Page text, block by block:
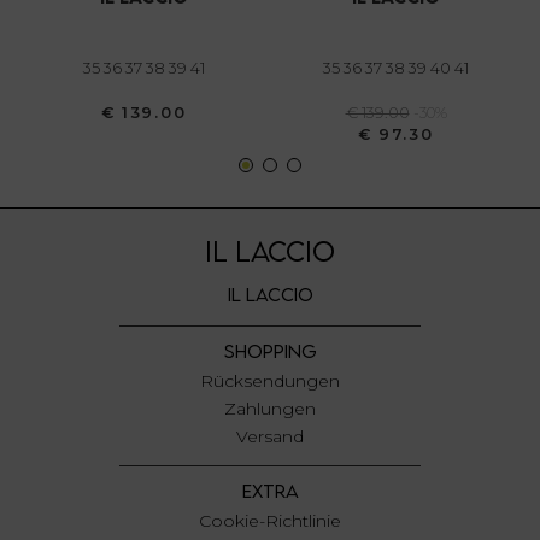
annunci, per fornire funzionalità dei social media e per
informazioni sul modo in cui utilizza il nostro sito con i
pubblicità e social media, i quali potrebbero combinarle
con altre informazioni che ha fornito loro o che hanno
35 36 37 38 39 41
€ 139.00
35 36 37 38 39 40 41
€ 139.00
-30%
€ 97.30
IL LACCIO
IL LACCIO
SHOPPING
Rücksendungen
Zahlungen
Versand
EXTRA
Cookie-Richtlinie